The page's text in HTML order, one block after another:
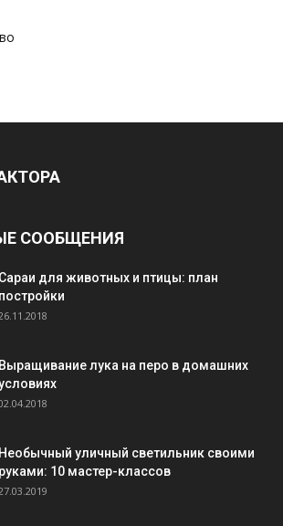
СООБЩЕНИЯ
Cараи для животных и птицы: план
постройки
Выращивание лука на перо в домашних
Необычный уличный светильник своими
руками: 10 мастер-классов